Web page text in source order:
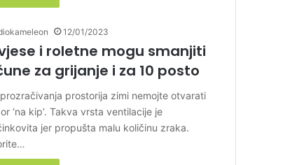
12/01/2023
i roletne mogu smanjiti
za grijanje i za 10 posto
prostorija zimi nemojte otvarati
‘na kip’. Takva vrsta ventilacije je
jer propušta malu količinu zraka.